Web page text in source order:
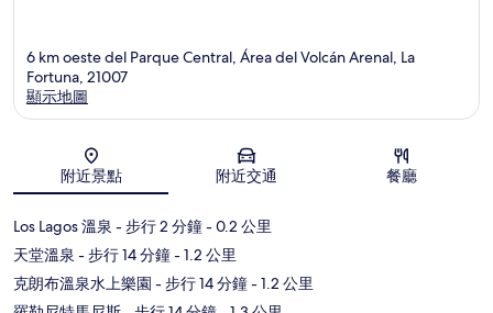
6 km oeste del Parque Central, Área del Volcán Arenal, La
Fortuna, 21007
顯示地圖
附近景點 附近交通 餐廳
Los Lagos 溫泉 - 步行 2 分鐘- 0.2 公里
天堂溫泉 - 步行 14 分鐘- 1.2 公里
克朗布溫泉水上樂園 - 步行 14 分鐘- 1.2 公里